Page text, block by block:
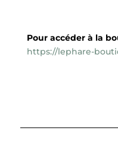
Pour accéder à la
https://lephare-